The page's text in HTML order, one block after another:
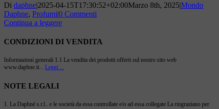
Di daphne|2025-04-15T17:30:52+02:00Marzo 8th, 2025|Mondo
Daphne, Profumi|0 Commenti
Continua a leggere
CONDIZIONI DI VENDITA
Informazioni generali 1.1 La vendita dei prodotti offerti sul nostro sito web
www.daphne.it... Leggi ...
NOTE LEGALI
1. La Daphné s.r.l.. e le società da essa controllate e/o ad essa collegate La ringraziano per